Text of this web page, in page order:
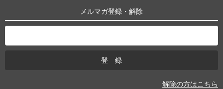
メルマガ登録・解除
解除の方はこちら